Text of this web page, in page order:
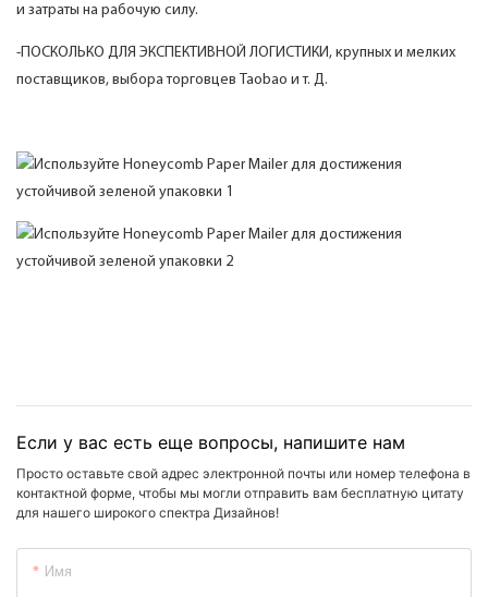
и затраты на рабочую силу.
-ПОСКОЛЬКО ДЛЯ ЭКСПЕКТИВНОЙ ЛОГИСТИКИ, крупных и мелких
поставщиков, выбора торговцев Taobao и т. Д.
Если у вас есть еще вопросы, напишите нам
Просто оставьте свой адрес электронной почты или номер телефона в
контактной форме, чтобы мы могли отправить вам бесплатную цитату
для нашего широкого спектра Дизайнов!
Имя